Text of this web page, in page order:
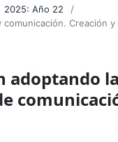
2025: Año 22
/
comunicación. Creación
adoptando